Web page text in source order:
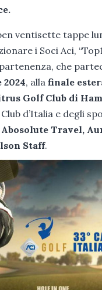
ventisette tappe
i Soci Aci,
che
2024, alla finale
Golf Club di
d’Italia e degli
Travel,
Staff.